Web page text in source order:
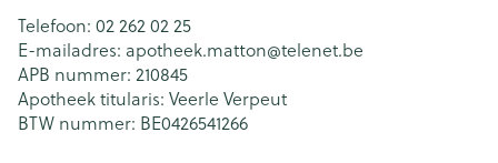
Telefoon: 02 262 02 25
E-mailadres: apotheek.matton@telenet.be
APB nummer: 210845
Apotheek titularis: Veerle Verpeut
BTW nummer: BE0426541266